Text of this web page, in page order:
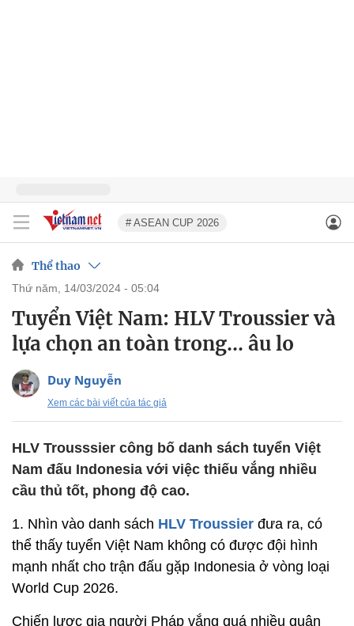
# ASEAN CUP 2026
Thể thao
thứ năm, 14/03/2024 - 05:04
Tuyển Việt Nam: HLV Troussier và
lựa chọn an toàn trong... âu lo
Duy Nguyễn
Xem các bài viết của tác giả
HLV Trousssier công bố danh sách tuyển Việt
Nam đấu Indonesia với việc thiếu vắng nhiều
cầu thủ tốt, phong độ cao.
1. Nhìn vào danh sách HLV Troussier đưa ra, có
thể thấy tuyển Việt Nam không có được đội hình
mạnh nhất cho trận đấu gặp Indonesia ở vòng loại
World Cup 2026.
Chiến lược gia người Pháp vắng quá nhiều quân